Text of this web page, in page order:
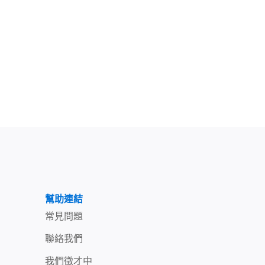
幫助連結
常見問題
聯絡我們
我們徵才中